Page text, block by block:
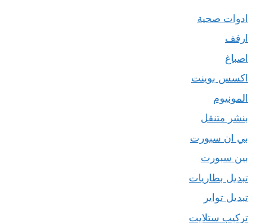
ادوات صحية
ارفف
اصباغ
اكسس بوينت
المونيوم
بنشر متنقل
بي ان سبورت
بين سبورت
تبديل بطاريات
تبديل تواير
تركيب ستلايت